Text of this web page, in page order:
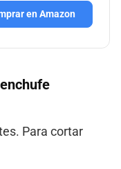
en Amazon
Para cortar